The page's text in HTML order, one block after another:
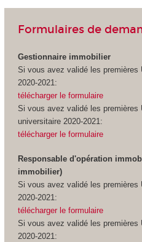
Formulaires de
Gestionnaire immobilier
Si vous avez validé les premières
2020-2021:
télécharger le formulaire
Si vous avez validé les premières
universitaire 2020-2021:
télécharger le formulaire
Responsable d'opération
immobilier)
Si vous avez validé les premières
2020-2021:
télécharger le formulaire
Si vous avez validé les premières
2020-2021: